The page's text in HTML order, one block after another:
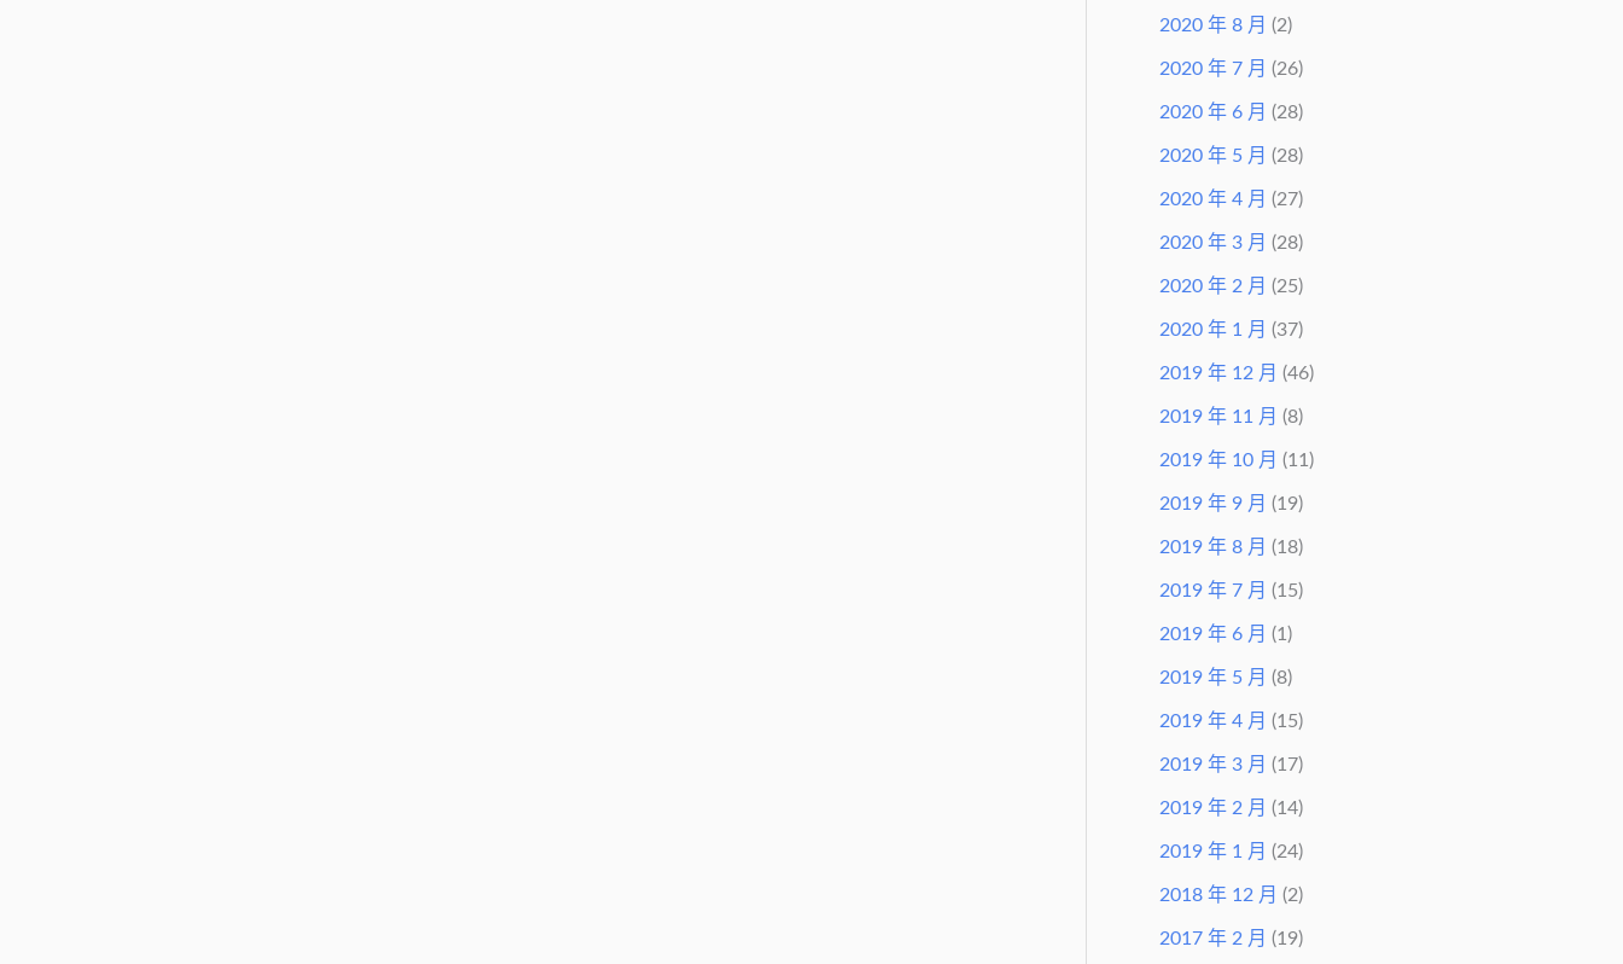
2020 年 8 月 (2)
2020 年 7 月 (26)
2020 年 6 月 (28)
2020 年 5 月 (28)
2020 年 4 月 (27)
2020 年 3 月 (28)
2020 年 2 月 (25)
2020 年 1 月 (37)
2019 年 12 月 (46)
2019 年 11 月 (8)
2019 年 10 月 (11)
2019 年 9 月 (19)
2019 年 8 月 (18)
2019 年 7 月 (15)
2019 年 6 月 (1)
2019 年 5 月 (8)
2019 年 4 月 (15)
2019 年 3 月 (17)
2019 年 2 月 (14)
2019 年 1 月 (24)
2018 年 12 月 (2)
2017 年 2 月 (19)